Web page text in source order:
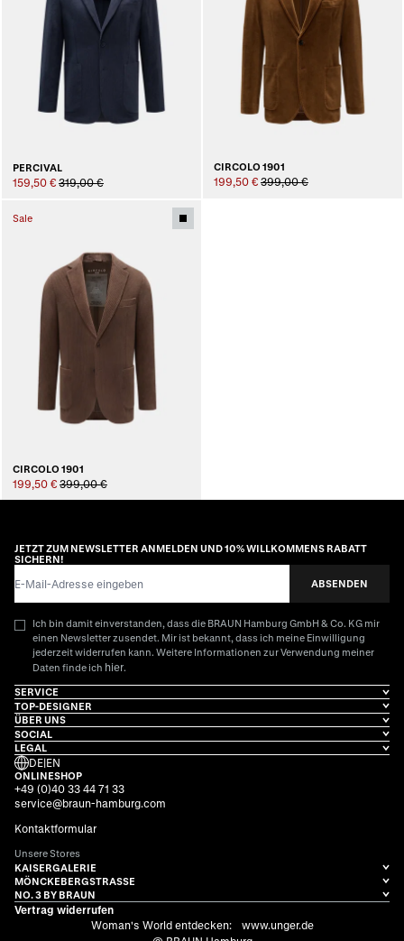
PERCIVAL
159,50 € 319,00 €
CIRCOLO 1901
199,50 € 399,00 €
Sale
CIRCOLO 1901
199,50 € 399,00 €
JETZT ZUM NEWSLETTER ANMELDEN UND 10% WILLKOMMENS RABATT
SICHERN!
ABSENDEN
Ich bin damit einverstanden, dass die BRAUN Hamburg GmbH & Co. KG mir
einen Newsletter zusendet. Mir ist bekannt, dass ich meine Einwilligung
jederzeit widerrufen kann. Weitere Informationen zur Verwendung meiner
Daten finde ich hier.
SERVICE
TOP-DESIGNER
ÜBER UNS
SOCIAL
LEGAL
DE|EN
ONLINESHOP
+49 (0)40 33 44 71 33
service@braun-hamburg.com
Kontaktformular
Unsere Stores
KAISERGALERIE
MÖNCKEBERGSTRASSE
NO. 3 BY BRAUN
Vertrag widerrufen
Woman's World entdecken:
www.unger.de